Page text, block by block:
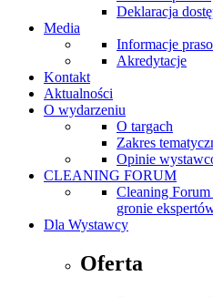
Deklaracja
Media
Informacje
Akredytacje
Kontakt
Aktualności
O wydarzeniu
O targach
Zakres
Opinie
CLEANING FORUM
Cleaning
gronie
Dla Wystawcy
Oferta